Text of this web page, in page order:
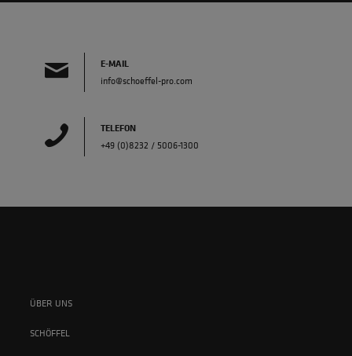
E-MAIL
info@schoeffel-pro.com
TELEFON
+49 (0)8232 / 5006-1300
ÜBER UNS
SCHÖFFEL